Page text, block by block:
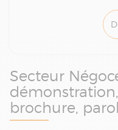
Secteur
brochure,